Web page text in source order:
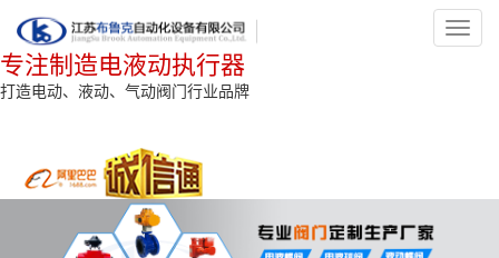
专注制造电液动执行器
打造电动、液动、气动阀门行业品牌